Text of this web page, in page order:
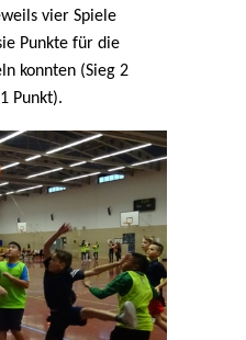
vier Spiele
Punkte für die
konnten (Sieg 2
Punkt).